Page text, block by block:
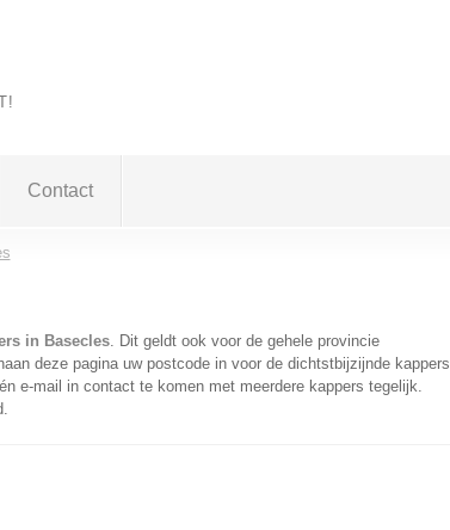
Contact
in Basecles. Dit geldt ook voor de gehele provincie
deze pagina uw postcode in voor de dichtstbijzijnde kappers
e-mail in contact te komen met meerdere kappers tegelijk.